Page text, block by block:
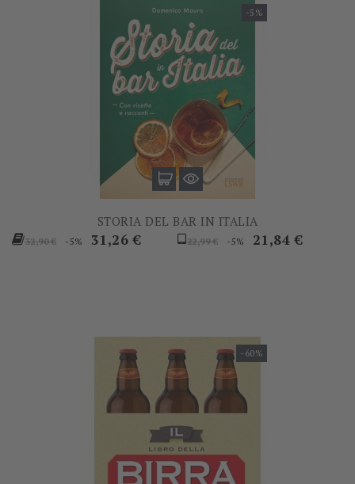
-5%
STORIA DEL BAR IN ITALIA
Prezzo
32,90 € -5% Prezzo
31,26 €
Prezzo
22,99 € -5% Prezzo
21,84 €
-60%